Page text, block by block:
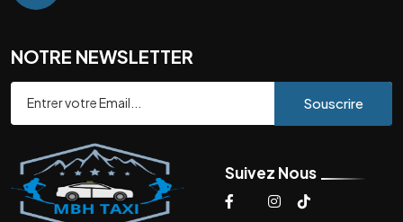
NOTRE NEWSLETTER
Souscrire
Suivez Nous